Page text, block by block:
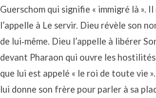
Guerschom qui signifie « immigré là ».
l’appelle à Le servir. Dieu révèle son
de lui‐même. Dieu l’appelle à libérer
devant Pharaon qui ouvre les
que lui est appelé « le roi de toute vie
lui donne son frère pour parler à sa